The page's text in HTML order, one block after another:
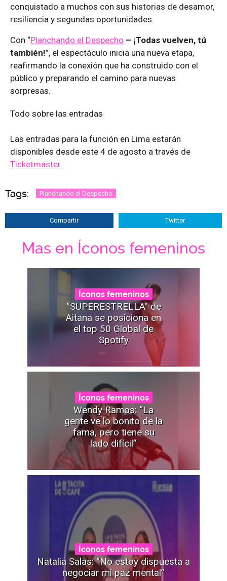
conquistado a muchos con sus historias de desamor,
resiliencia y segundas oportunidades.
Con “Planchando el Despecho – ¡Todas vuelven, tú
también!”, el espectáculo inicia una nueva etapa,
reafirmando la conexión que ha construido con el
público y preparando el camino para nuevas
sorpresas.
Todo sobre las entradas
Las entradas para la función en Lima estarán
disponibles desde este 4 de agosto a través de
Ticketmaster.
Tags: Planchando el Despecho
Compartir Twitter
Mas en Íconos femeninos
Íconos femeninos
“SUPERESTRELLA" de
Aitana se posiciona en
el top 50 Global de
Spotify
Íconos femeninos
Wendy Ramos: “La
gente ve lo bonito de la
fama, pero tiene su
lado difícil”
Íconos femeninos
Natalia Salas: “No estoy dispuesta a
negociar mi paz mental”